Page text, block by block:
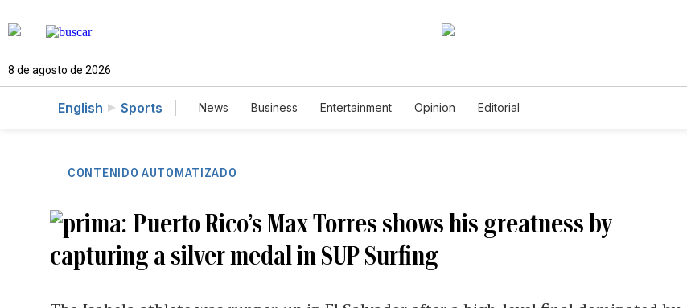
8 de agosto de 2026
English Sports News Business Entertainment Opinion Editorial
CONTENIDO AUTOMATIZADO
Puerto Rico’s Max Torres shows his greatness by
capturing a silver medal in SUP Surfing